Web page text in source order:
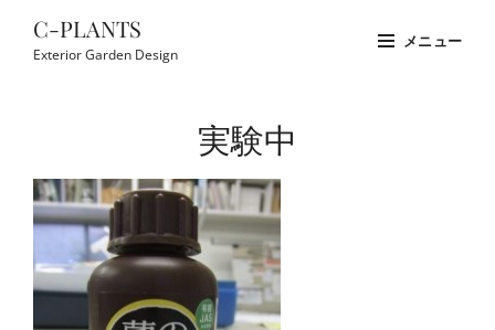
C-PLANTS
Exterior Garden Design
メニュー
実験中